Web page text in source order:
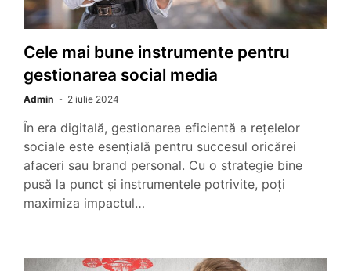
Cele mai bune instrumente pentru
gestionarea social media
Admin 2 iulie 2024
În era digitală, gestionarea eficientă a rețelelor
sociale este esențială pentru succesul oricărei
afaceri sau brand personal. Cu o strategie bine
pusă la punct și instrumentele potrivite, poți
maximiza impactul…